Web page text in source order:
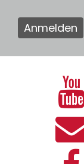
Anmelden